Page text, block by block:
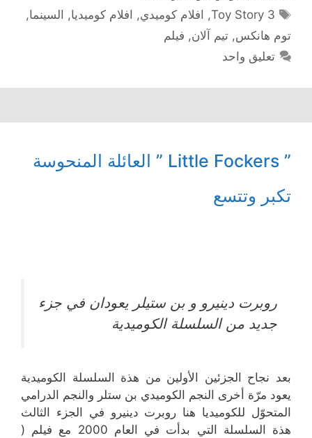
الوسوم
Toy Story 3
, افلام كوميدي, افلام كوميديا, السينما,
توم هانكس, تيم آلان, فيلم
تعليق واحد
” Little Fockers ” العائلة المنحوسة
تكبر وتتسع
روبرت دينيرو و بن ستيلر يعودان في جزء
جديد من السلسلة الكوميدية
بعد نجاح الجزئين الأولين من هذة السلسلة الكوميدية
يعود مرّة أخرى النجم الكوميدي بن ستلر والنجم الدرامي
المتحوّل للكوميديا هنا روبرت دينيرو في الجزء الثالث
هذة السلسلة التي بدأت في العام 2000 مع فيلم (